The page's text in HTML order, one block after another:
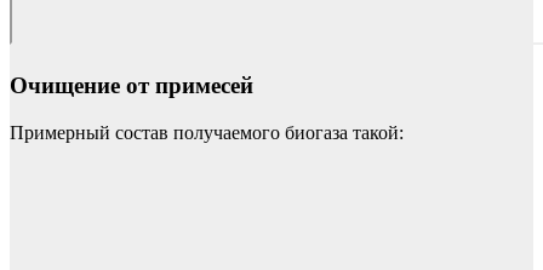
Очищение от примесей
Примерный состав получаемого биогаза такой: